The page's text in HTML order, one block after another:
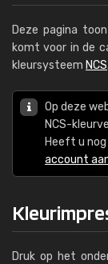
Deze pagina
komt voor in de
kleursysteem NCS.
Op deze
NCS-
Heeft u
account
Druk op het